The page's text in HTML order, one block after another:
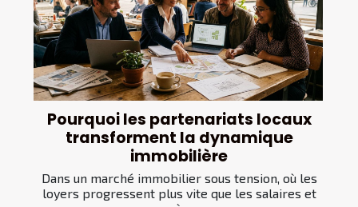
Pourquoi les partenariats locaux
transforment la dynamique
immobilière
Dans un marché immobilier sous tension, où les
loyers progressent plus vite que les salaires et